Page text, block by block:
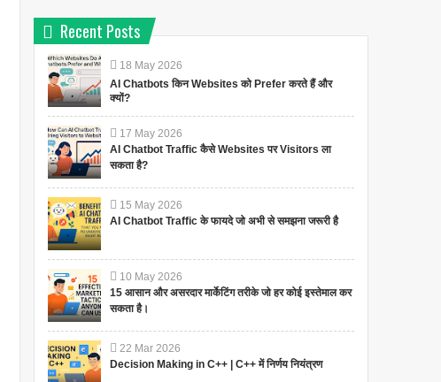
Recent Posts
18 May 2026
AI Chatbots किन Websites को Prefer करते हैं और
क्यों?
17 May 2026
AI Chatbot Traffic कैसे Websites पर Visitors ला
सकता है?
15 May 2026
AI Chatbot Traffic के फायदे जो अभी से समझना जरूरी है
10 May 2026
15 आसान और असरदार मार्केटिंग तरीके जो हर कोई इस्तेमाल कर
सकता है।
22 Mar 2026
Decision Making in C++ | C++ में निर्णय नियंत्रण